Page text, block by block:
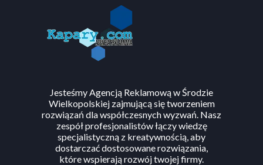
Jesteśmy Agencją Reklamową w Środzie
Wielkopolskiej zajmującą się tworzeniem
rozwiązań dla współczesnych wyzwań. Nasz
zespół profesjonalistów łączy wiedzę
specjalistyczną z kreatywnością, aby
dostarczać dostosowane rozwiązania,
które wspierają rozwój twojej firmy.
Wszystkie prawa zastrzeżone ©
korzysta z plikówcookieszgodnie z